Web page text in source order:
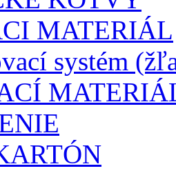
MATERIÁL
systém